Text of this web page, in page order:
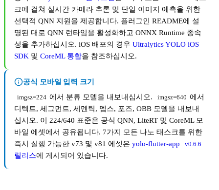
크에 걸쳐 실시간 카메라 추론 및 단일 이미지 예측을 위한
선택적 QNN 지원을 제공합니다. 플러그인 README에 설
명된 대로 QNN 런타임을 활성화하고 ONNX Runtime 종속
성을 추가하십시오. iOS 배포의 경우 Ultralytics YOLO iOS
SDK 및 CoreML 통합을 참조하십시오.
공식 모바일 입력 크기
imgsz=224 에서 분류 모델을 내보내십시오. imgsz=640 에서
디텍트, 세그먼트, 세멘틱, 뎁스, 포즈, OBB 모델을 내보내
십시오. 이 224/640 표준은 공식 QNN, LiteRT 및 CoreML 모
바일 에셋에서 공유됩니다. 7가지 모든 나노 태스크를 위한
즉시 실행 가능한 v73 및 v81 에셋은 yolo-flutter-app v0.6.6
릴리스에 게시되어 있습니다.